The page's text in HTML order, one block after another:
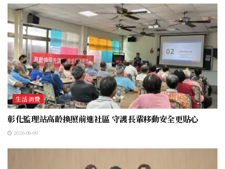
生活消費
彰化監理站高齡換照前進社區 守護長輩移動安全更貼心
2026-06-09